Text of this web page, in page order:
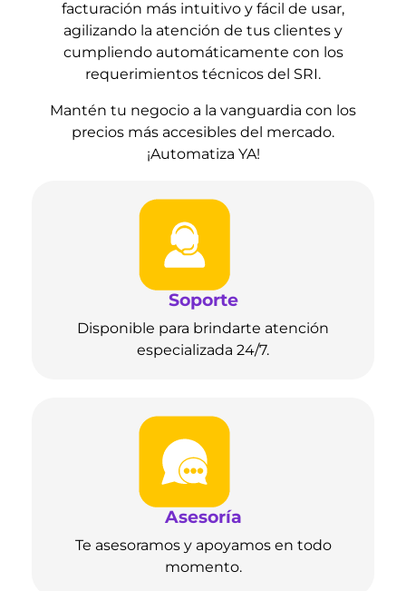
facturación más intuitivo y fácil de usar,
agilizando la atención de tus clientes y
cumpliendo automáticamente con los
requerimientos técnicos del SRI.
Mantén tu negocio a la vanguardia con los
precios más accesibles del mercado.
¡Automatiza YA!
Soporte
Disponible para brindarte atención
especializada 24/7.
Asesoría
Te asesoramos y apoyamos en todo
momento.